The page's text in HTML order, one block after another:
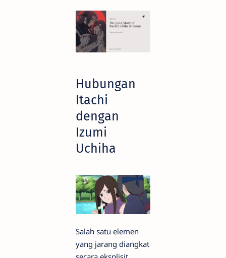
Hubungan
Itachi
dengan
Izumi
Uchiha
Salah satu elemen
yang jarang diangkat